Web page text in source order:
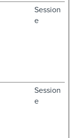
Session
e
Session
e